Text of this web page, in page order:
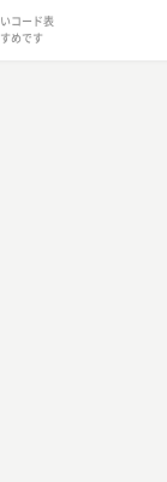
コード表
めです